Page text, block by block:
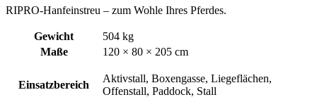
RIPRO-Hanfeinstreu – zum Wohle Ihres Pferdes.
Gewicht
504 kg
Maße
120 × 80 × 205 cm
Einsatzbereich
Aktivstall, Boxengasse, Liegeflächen,
Offenstall, Paddock, Stall